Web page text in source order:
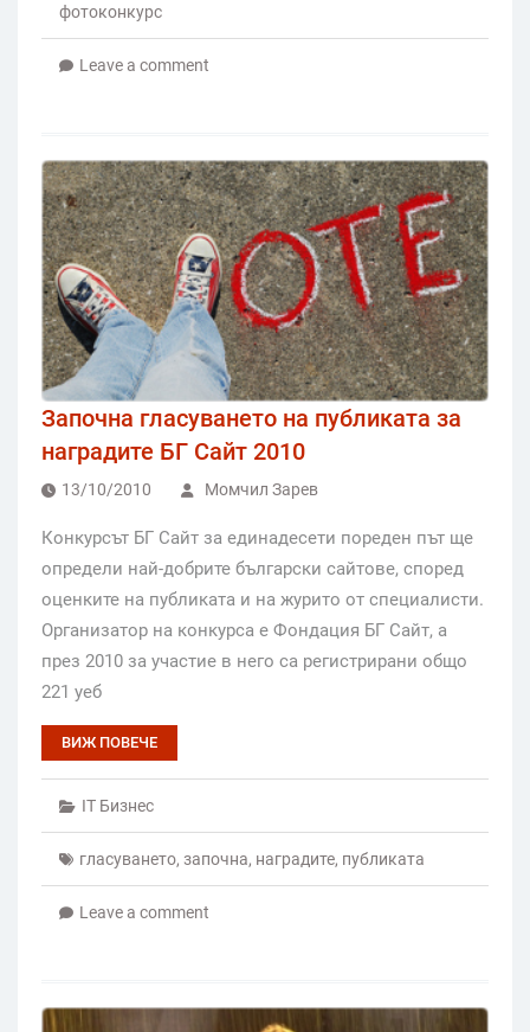
фотоконкурс
Leave a comment
Започна гласуването на публиката за
наградите БГ Сайт 2010
13/10/2010 Момчил Зарев
Конкурсът БГ Сайт за единадесети пореден път ще
определи най-добрите български сайтове, според
оценките на публиката и на журито от специалисти.
Организатор на конкурса е Фондация БГ Сайт, а
през 2010 за участие в него са регистрирани общо
221 уеб
ВИЖ ПОВЕЧЕ
IT Бизнес
гласуването, започна, наградите, публиката
Leave a comment